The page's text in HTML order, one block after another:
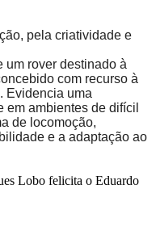
pela criatividade e
um rover destinado à
com recurso à
Evidencia uma
ambientes de difícil
de locomoção,
e a adaptação ao
Lobo felicita o Eduardo